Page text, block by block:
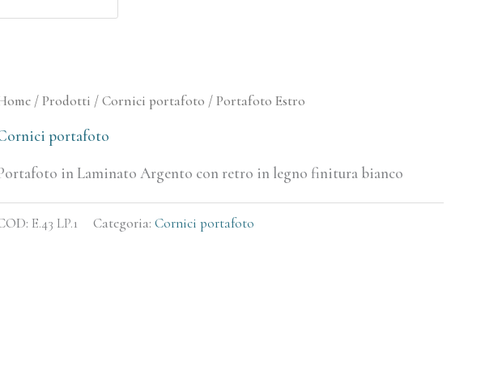
/Prodotti /Cornici portafoto / Portafoto Estro
portafoto
in Laminato Argento con retro in legno finitura bianco
E.43 LP.1 Categoria: Cornici portafoto